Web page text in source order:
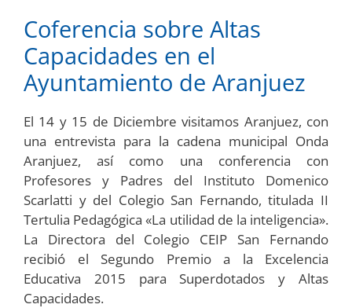
Coferencia sobre Altas
Capacidades en el
Ayuntamiento de Aranjuez
El 14 y 15 de Diciembre visitamos Aranjuez, con
una entrevista para la cadena municipal Onda
Aranjuez, así como una conferencia con
Profesores y Padres del Instituto Domenico
Scarlatti y del Colegio San Fernando, titulada II
Tertulia Pedagógica «La utilidad de la inteligencia».
La Directora del Colegio CEIP San Fernando
recibió el Segundo Premio a la Excelencia
Educativa 2015 para Superdotados y Altas
Capacidades.